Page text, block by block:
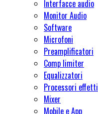
Interfacce audio
Monitor Audio
Software
Microfoni
Preamplificatori
Comp limiter
Equalizzatori
Processori effetti
Mixer
Mobile e App